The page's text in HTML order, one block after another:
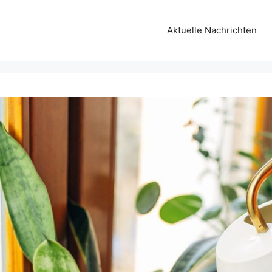
Aktuelle Nachrichten